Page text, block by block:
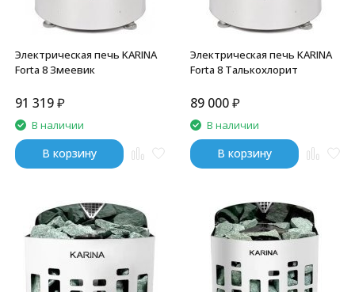
Электрическая печь KARINA
Forta 8 Змеевик
91 319₽
В наличии
В корзину
Электрическая печь KARINA
Forta 8 Талькохлорит
89 000₽
В наличии
В корзину